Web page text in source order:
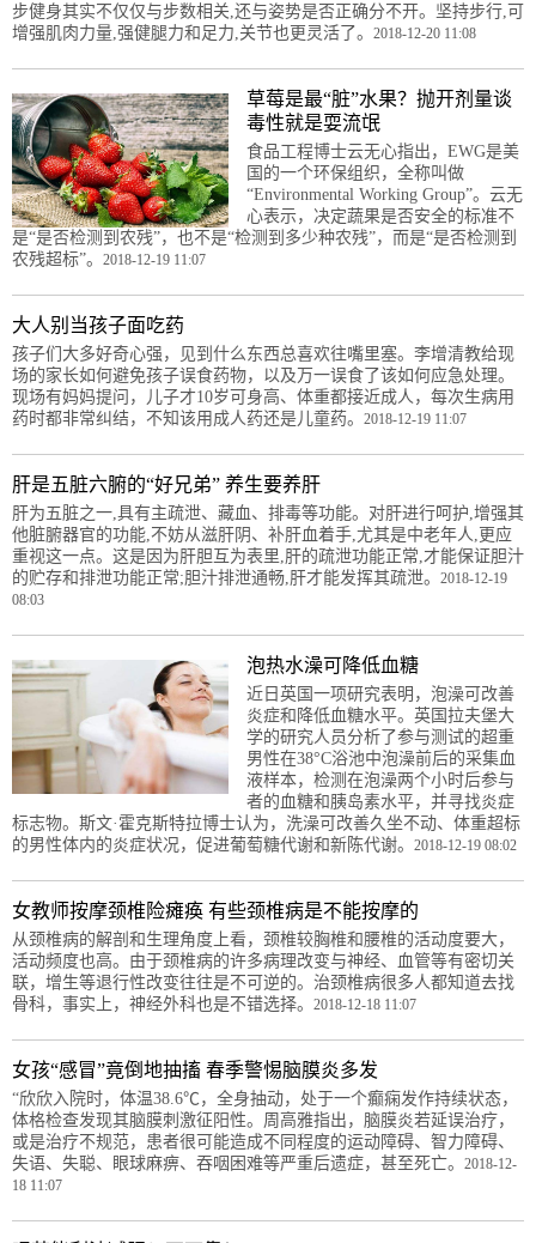
步健身其实不仅仅与步数相关,还与姿势是否正确分不开。坚持步行,可
增强肌肉力量,强健腿力和足力,关节也更灵活了。 2018-12-20 11:08
草莓是最“脏”水果？抛开剂量谈
毒性就是耍流氓
食品工程博士云无心指出，EWG是美
国的一个环保组织，全称叫做
“Environmental Working Group”。云无
心表示，决定蔬果是否安全的标准不
是“是否检测到农残”，也不是“检测到多少种农残”，而是“是否检测到
农残超标”。 2018-12-19 11:07
大人别当孩子面吃药
孩子们大多好奇心强，见到什么东西总喜欢往嘴里塞。李增清教给现
场的家长如何避免孩子误食药物，以及万一误食了该如何应急处理。
现场有妈妈提问，儿子才10岁可身高、体重都接近成人，每次生病用
药时都非常纠结，不知该用成人药还是儿童药。 2018-12-19 11:07
肝是五脏六腑的“好兄弟” 养生要养肝
肝为五脏之一,具有主疏泄、藏血、排毒等功能。对肝进行呵护,增强其
他脏腑器官的功能,不妨从滋肝阴、补肝血着手,尤其是中老年人,更应
重视这一点。这是因为肝胆互为表里,肝的疏泄功能正常,才能保证胆汁
的贮存和排泄功能正常;胆汁排泄通畅,肝才能发挥其疏泄。 2018-12-19
08:03
泡热水澡可降低血糖
近日英国一项研究表明，泡澡可改善
炎症和降低血糖水平。英国拉夫堡大
学的研究人员分析了参与测试的超重
男性在38°C浴池中泡澡前后的采集血
液样本，检测在泡澡两个小时后参与
者的血糖和胰岛素水平，并寻找炎症
标志物。斯文·霍克斯特拉博士认为，洗澡可改善久坐不动、体重超标
的男性体内的炎症状况，促进葡萄糖代谢和新陈代谢。 2018-12-19 08:02
女教师按摩颈椎险瘫痪 有些颈椎病是不能按摩的
从颈椎病的解剖和生理角度上看，颈椎较胸椎和腰椎的活动度要大，
活动频度也高。由于颈椎病的许多病理改变与神经、血管等有密切关
联，增生等退行性改变往往是不可逆的。治颈椎病很多人都知道去找
骨科，事实上，神经外科也是不错选择。 2018-12-18 11:07
女孩“感冒”竟倒地抽搐 春季警惕脑膜炎多发
“欣欣入院时，体温38.6℃，全身抽动，处于一个癫痫发作持续状态，
体格检查发现其脑膜刺激征阳性。周高雅指出，脑膜炎若延误治疗，
或是治疗不规范，患者很可能造成不同程度的运动障碍、智力障碍、
失语、失聪、眼球麻痹、吞咽困难等严重后遗症，甚至死亡。 2018-12-
18 11:07